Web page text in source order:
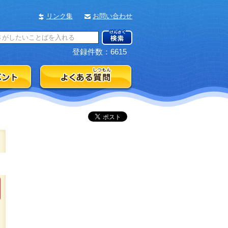
リンク集 お問い合わせ
登録件数：6615